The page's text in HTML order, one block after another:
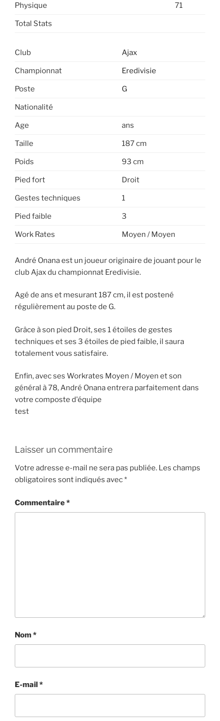
Physique 71
Total Stats
Club Ajax
Championnat Eredivisie
Poste G
Nationalité
Age ans
Taille 187 cm
Poids 93 cm
Pied fort Droit
Gestes techniques 1
Pied faible 3
Work Rates Moyen / Moyen
André Onana est un joueur originaire de jouant pour le
club Ajax du championnat Eredivisie.
Agé de ans et mesurant 187 cm, il est postené
régulièrement au poste de G.
Grâce à son pied Droit, ses 1 étoiles de gestes
techniques et ses 3 étoiles de pied faible, il saura
totalement vous satisfaire.
Enfin, avec ses Workrates Moyen / Moyen et son
général à 78, André Onana entrera parfaitement dans
votre composte d'équipe
test
Laisser un commentaire
Votre adresse e-mail ne sera pas publiée. Les champs
obligatoires sont indiqués avec*
Commentaire*
Nom*
E-mail*